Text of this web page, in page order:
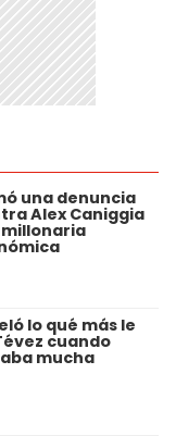
una denuncia
Alex Caniggia
lo qué más le
cuando
mucha